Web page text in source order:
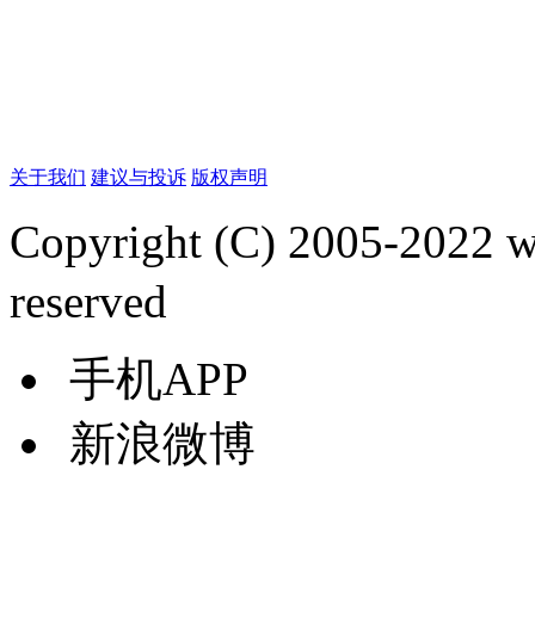
关于我们 建议与投诉 版权声明
Copyright (C) 2005-2022
reserved
手机APP
新浪微博